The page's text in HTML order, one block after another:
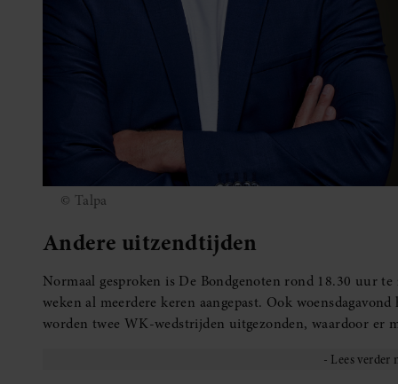
© Talpa
Andere uitzendtijden
Normaal gesproken is De Bondgenoten rond 18.30 uur
weken al meerdere keren aangepast. Ook
worden twee WK-wedstrijden uitgezonden, waardoor er